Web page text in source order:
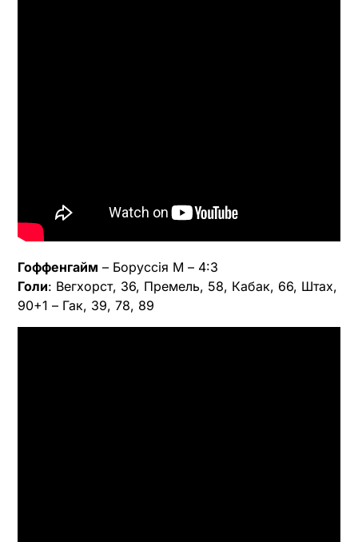
Гоффенгайм – Боруссія М – 4:3
Голи: Вегхорст, 36, Премель, 58, Кабак, 66, Штах,
90+1 – Гак, 39, 78, 89